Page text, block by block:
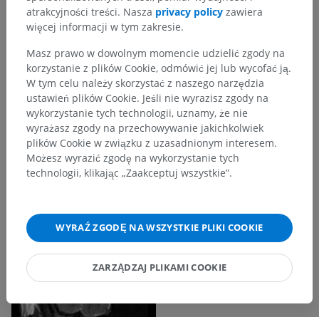
atrakcyjności treści. Nasza privacy policy zawiera
więcej informacji w tym zakresie.
Masz prawo w dowolnym momencie udzielić zgody na
korzystanie z plików Cookie, odmówić jej lub wycofać ją.
W tym celu należy skorzystać z naszego narzędzia
ustawień plików Cookie. Jeśli nie wyrazisz zgody na
wykorzystanie tych technologii, uznamy, że nie
wyrażasz zgody na przechowywanie jakichkolwiek
plików Cookie w związku z uzasadnionym interesem.
Możesz wyrazić zgodę na wykorzystanie tych
technologii, klikając „Zaakceptuj wszystkie”.
WYRAŹ ZGODĘ NA WSZYSTKIE PLIKI COOKIE
ZARZĄDZAJ PLIKAMI COOKIE